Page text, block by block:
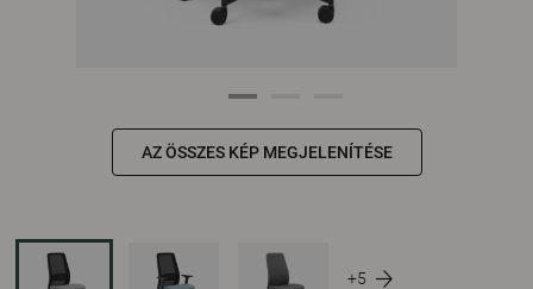
AZ ÖSSZES KÉP MEGJELENÍTÉSE
+5